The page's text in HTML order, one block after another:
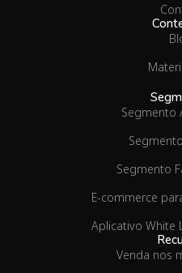
Segmento
Segmento
E-commerce
Aplicativo White
Venda nos